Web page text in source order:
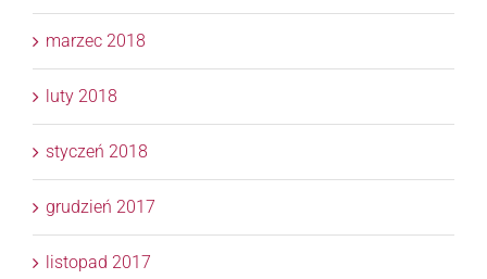
marzec 2018
luty 2018
styczeń 2018
grudzień 2017
listopad 2017